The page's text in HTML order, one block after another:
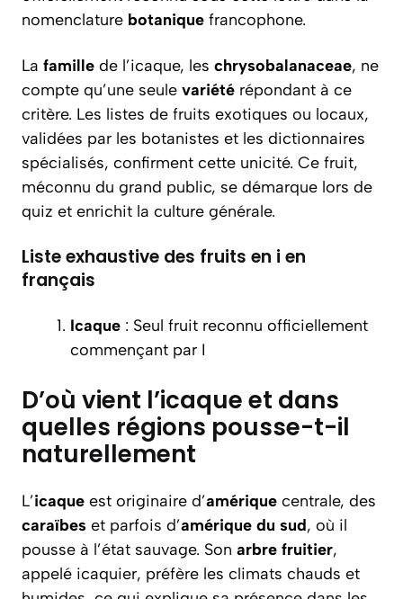
nomenclature botanique francophone.
La famille de l’icaque, les chrysobalanaceae, ne
compte qu’une seule variété répondant à ce
critère. Les listes de fruits exotiques ou locaux,
validées par les botanistes et les dictionnaires
spécialisés, confirment cette unicité. Ce fruit,
méconnu du grand public, se démarque lors de
quiz et enrichit la culture générale.
Liste exhaustive des fruits en i en
français
Icaque : Seul fruit reconnu officiellement
commençant par I
D’où vient l’icaque et dans
quelles régions pousse-t-il
naturellement
L’icaque est originaire d’amérique centrale, des
caraïbes et parfois d’amérique du sud, où il
pousse à l’état sauvage. Son arbre fruitier,
appelé icaquier, préfère les climats chauds et